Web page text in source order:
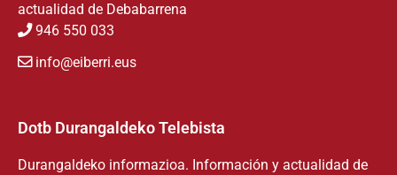
actualidad de Debabarrena
946 550 033
info@eiberri.eus
Dotb Durangaldeko Telebista
Durangaldeko informazioa. Información y actualidad de